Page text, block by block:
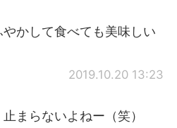
かして食べても美味しい
2019.10.20 13:23
まらないよねー（笑）